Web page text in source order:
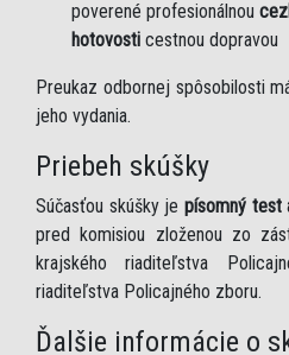
poverené profesionálnou
hotovosti cestnou dopravou
Preukaz odbornej spôsobilosti
jeho vydania.
Priebeh skúšky
Súčasťou skúšky je písomný test
pred komisiou zloženou zo
krajského riaditeľstva
riaditeľstva Policajného zboru.
Ďalšie informácie o